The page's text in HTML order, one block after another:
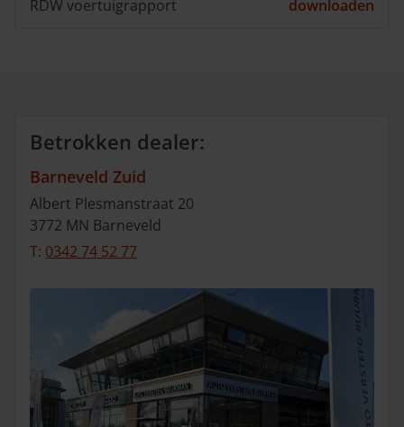
RDW voertuigrapport downloaden
Betrokken dealer:
Barneveld Zuid
Albert Plesmanstraat 20
3772 MN Barneveld
T: 0342 74 52 77